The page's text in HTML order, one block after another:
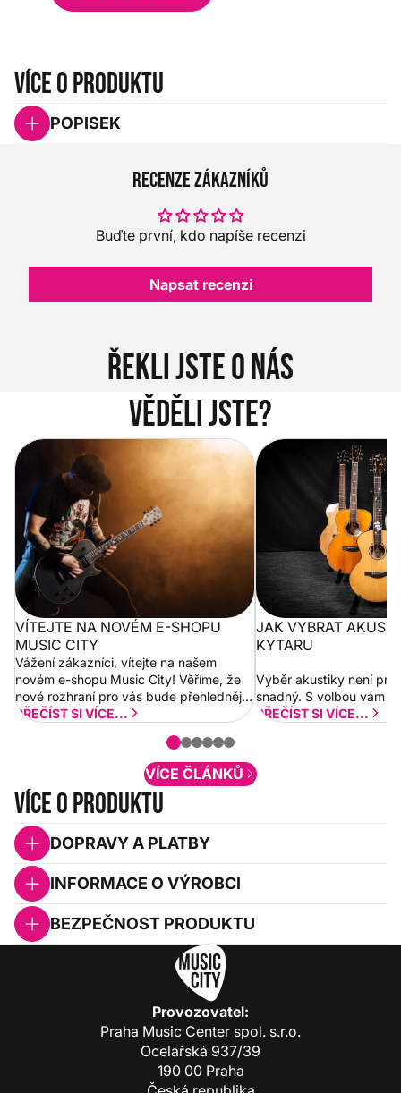
Více o produktu
POPISEK
Recenze zákazníků
Buďte první, kdo napíše recenzi
Napsat recenzi
Řekli jste o nás
Věděli jste?
Vítejte na novém e-shopu Music
City
VÍTEJTE NA NOVÉM E-SHOPU
MUSIC CITY
Vážení zákazníci, vítejte na našem
novém e-shopu Music City! Věříme, že
nové rozhraní pro vás bude přehlednější
a rychlejší. Postupně budeme přidávat
PŘEČÍST SI VÍCE...
Jak vybrat
JAK VYBRAT
KYTARU
Výběr akustiky není pro
snadný. S volbou vám
PŘEČÍST SI VÍCE...
VÍCE ČLÁNKŮ
Více o produktu
DOPRAVY A PLATBY
INFORMACE O VÝROBCI
BEZPEČNOST PRODUKTU
Provozovatel:
Praha Music Center spol. s.r.o.
Ocelářská 937/39
190 00 Praha